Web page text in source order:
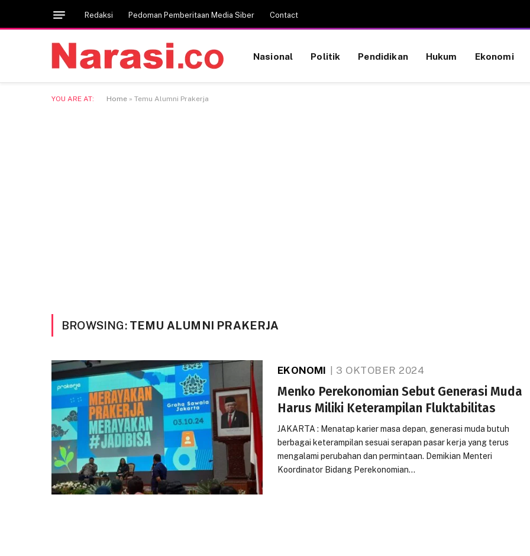
Redaksi Pedoman Pemberitaan Media Siber Contact
Nasional Politik Pendidikan Hukum Ekonomi
YOU ARE AT: Home » Temu Alumni Prakerja
BROWSING: TEMU ALUMNI PRAKERJA
EKONOMI 3 OKTOBER 2024
Menko Perekonomian Sebut Generasi Muda
Harus Miliki Keterampilan Fluktabilitas
JAKARTA : Menatap karier masa depan, generasi muda butuh
berbagai keterampilan sesuai serapan pasar kerja yang terus
mengalami perubahan dan permintaan. Demikian Menteri
Koordinator Bidang Perekonomian…